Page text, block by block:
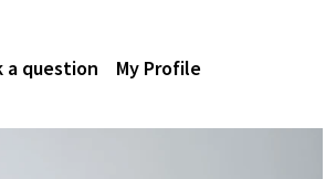
a question My Profile